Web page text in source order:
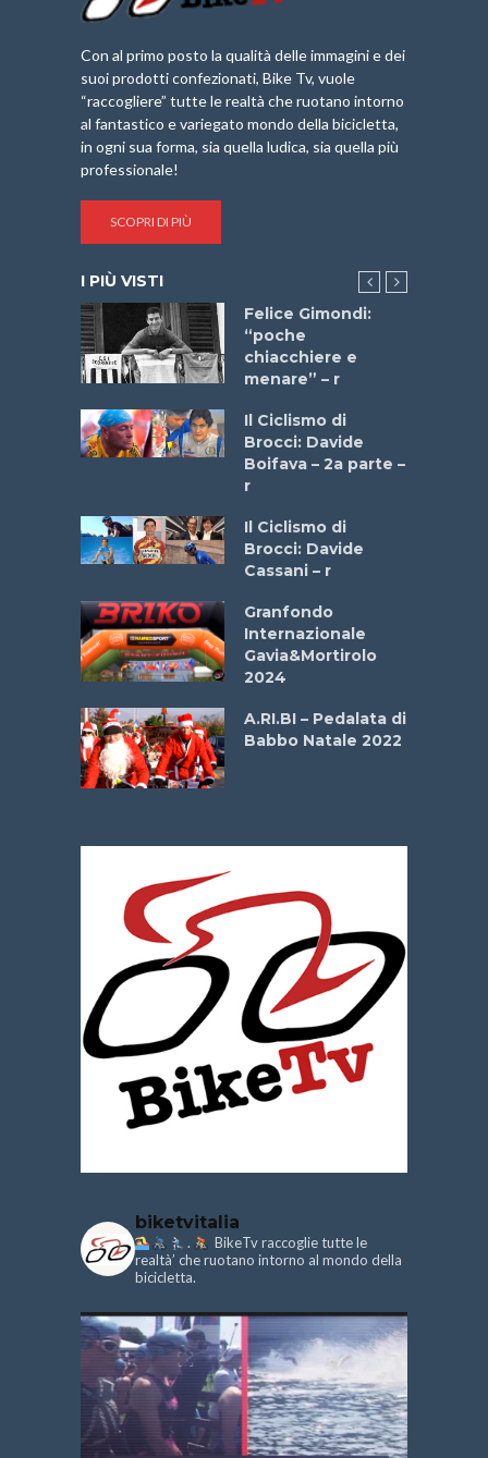
Con al primo posto la qualità delle immagini e dei
suoi prodotti confezionati, Bike Tv, vuole
“raccogliere” tutte le realtà che ruotano intorno
al fantastico e variegato mondo della bicicletta,
in ogni sua forma, sia quella ludica, sia quella più
professionale!
SCOPRI DI PIÙ
I PIÙ VISTI
Felice Gimondi:
“poche
chiacchiere e
menare” – r
Il Ciclismo di
Brocci: Davide
Boifava – 2a parte –
r
Il Ciclismo di
Brocci: Davide
Cassani – r
Granfondo
Internazionale
Gavia&Mortirolo
2024
A.RI.BI – Pedalata di
Babbo Natale 2022
biketvitalia
.
BikeTv raccoglie tutte le
realtà’ che ruotano intorno al mondo della
bicicletta.